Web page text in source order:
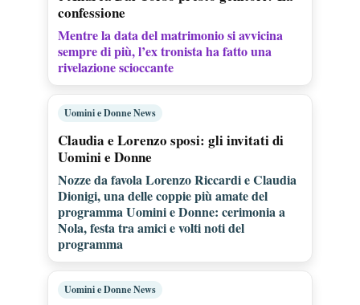
confessione
Mentre la data del matrimonio si avvicina
sempre di più, l’ex tronista ha fatto una
rivelazione scioccante
Uomini e Donne News
Claudia e Lorenzo sposi: gli invitati di
Uomini e Donne
Nozze da favola Lorenzo Riccardi e Claudia
Dionigi, una delle coppie più amate del
programma Uomini e Donne: cerimonia a
Nola, festa tra amici e volti noti del
programma
Uomini e Donne News